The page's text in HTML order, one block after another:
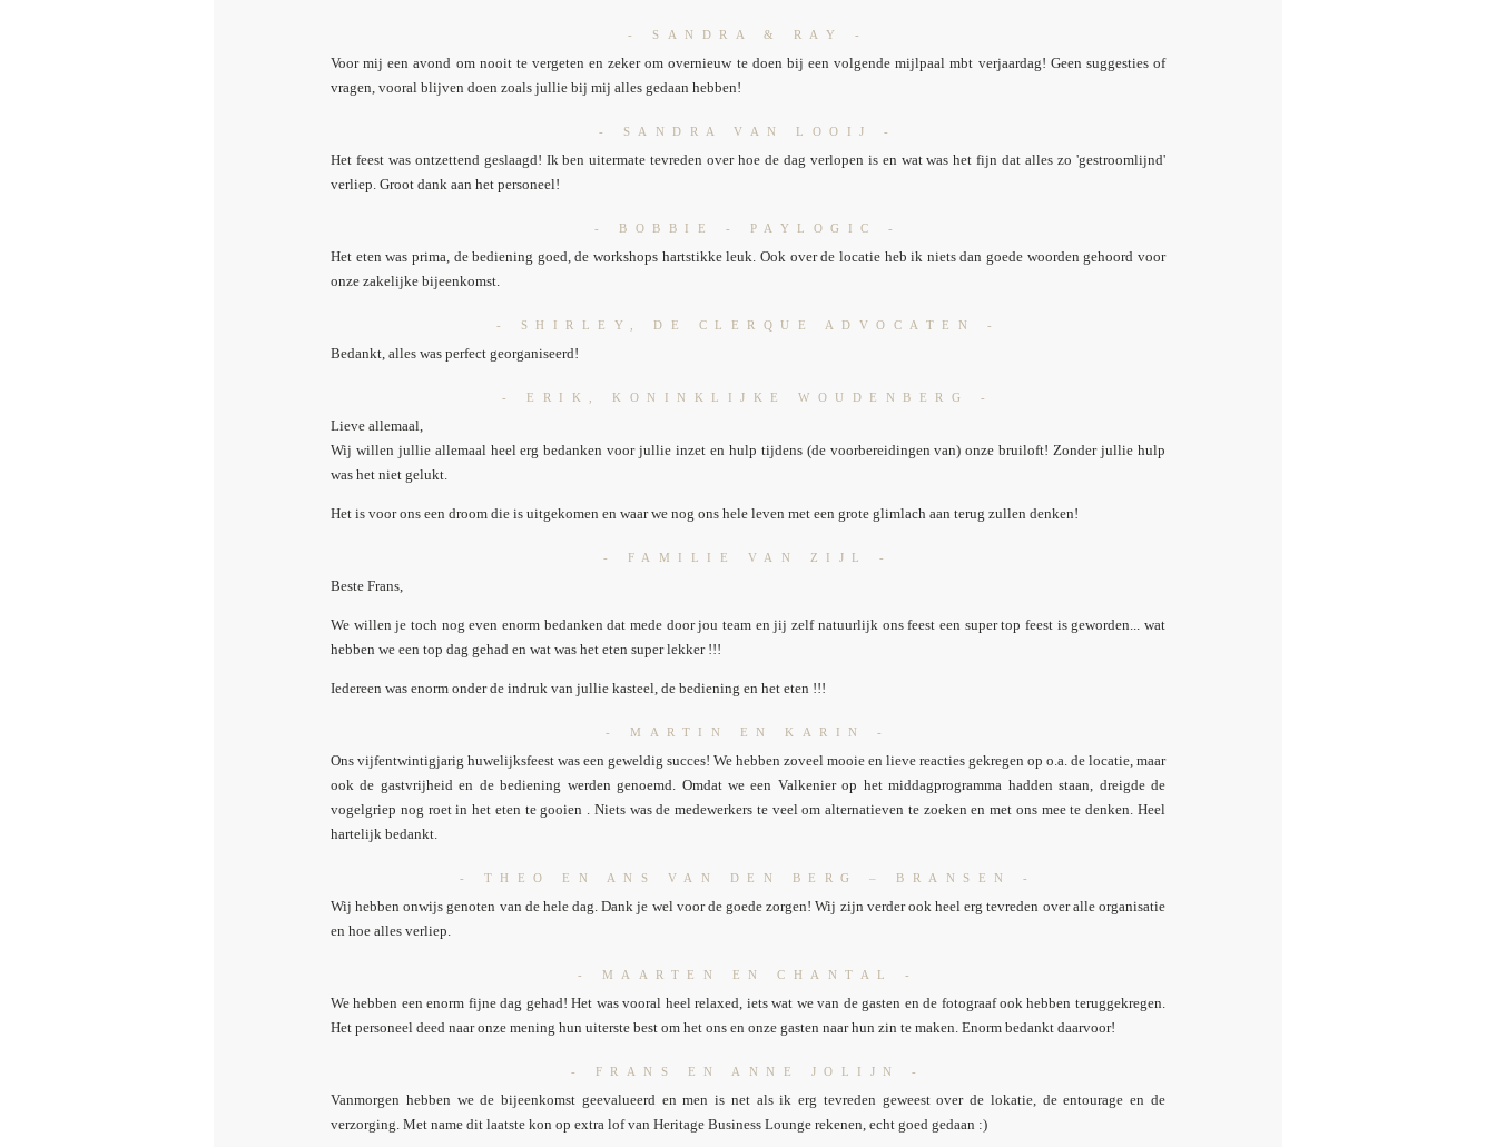
- SANDRA & RAY -
Voor mij een avond om nooit te vergeten en zeker om overnieuw te doen bij een volgende mijlpaal mbt verjaardag! Geen suggesties of
vragen, vooral blijven doen zoals jullie bij mij alles gedaan hebben!
- SANDRA VAN LOOIJ -
Het feest was ontzettend geslaagd! Ik ben uitermate tevreden over hoe de dag verlopen is en wat was het fijn dat alles zo 'gestroomlijnd'
verliep. Groot dank aan het personeel!
- BOBBIE - PAYLOGIC -
Het eten was prima, de bediening goed, de workshops hartstikke leuk. Ook over de locatie heb ik niets dan goede woorden gehoord voor
onze zakelijke bijeenkomst.
- SHIRLEY, DE CLERQUE ADVOCATEN -
Bedankt, alles was perfect georganiseerd!
- ERIK, KONINKLIJKE WOUDENBERG -
Lieve allemaal,
Wij willen jullie allemaal heel erg bedanken voor jullie inzet en hulp tijdens (de voorbereidingen van) onze bruiloft! Zonder jullie hulp
was het niet gelukt.
Het is voor ons een droom die is uitgekomen en waar we nog ons hele leven met een grote glimlach aan terug zullen denken!
- FAMILIE VAN ZIJL -
Beste Frans,
We willen je toch nog even enorm bedanken dat mede door jou team en jij zelf natuurlijk ons feest een super top feest is geworden... wat
hebben we een top dag gehad en wat was het eten super lekker !!!
Iedereen was enorm onder de indruk van jullie kasteel, de bediening en het eten !!!
- MARTIN EN KARIN -
Ons vijfentwintigjarig huwelijksfeest was een geweldig succes! We hebben zoveel mooie en lieve reacties gekregen op o.a. de locatie, maar
ook de gastvrijheid en de bediening werden genoemd. Omdat we een Valkenier op het middagprogramma hadden staan, dreigde de
vogelgriep nog roet in het eten te gooien . Niets was de medewerkers te veel om alternatieven te zoeken en met ons mee te denken. Heel
hartelijk bedankt.
- THEO EN ANS VAN DEN BERG – BRANSEN -
Wij hebben onwijs genoten van de hele dag. Dank je wel voor de goede zorgen! Wij zijn verder ook heel erg tevreden over alle organisatie
en hoe alles verliep.
- MAARTEN EN CHANTAL -
We hebben een enorm fijne dag gehad! Het was vooral heel relaxed, iets wat we van de gasten en de fotograaf ook hebben teruggekregen.
Het personeel deed naar onze mening hun uiterste best om het ons en onze gasten naar hun zin te maken. Enorm bedankt daarvoor!
- FRANS EN ANNE JOLIJN -
Vanmorgen hebben we de bijeenkomst geevalueerd en men is net als ik erg tevreden geweest over de lokatie, de entourage en de
verzorging. Met name dit laatste kon op extra lof van Heritage Business Lounge rekenen, echt goed gedaan :)